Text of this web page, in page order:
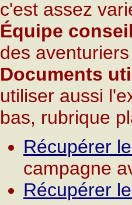
c'est assez
Équipe
des
Documents
utiliser aussi
bas, rubrique
Récupérer
campagne
Récupérer